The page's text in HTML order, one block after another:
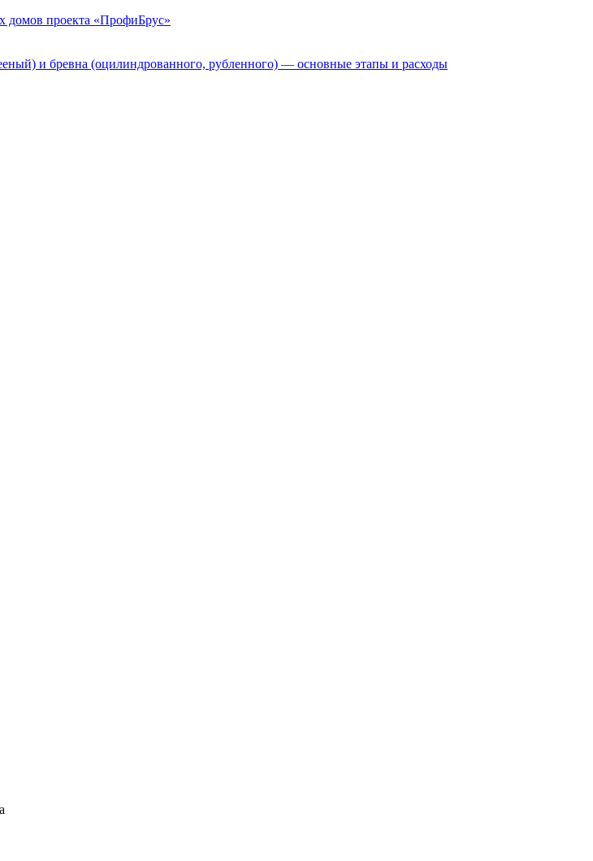
домов проекта «ПрофиБрус»
и бревна (оцилиндрованного, рубленного) — основные этапы и расходы